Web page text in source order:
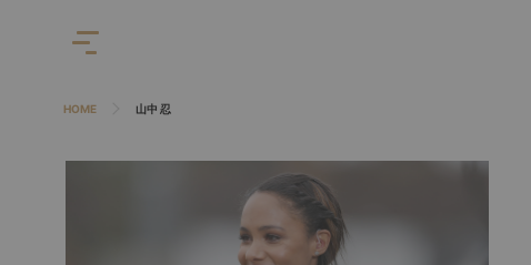
HOME 山中 忍